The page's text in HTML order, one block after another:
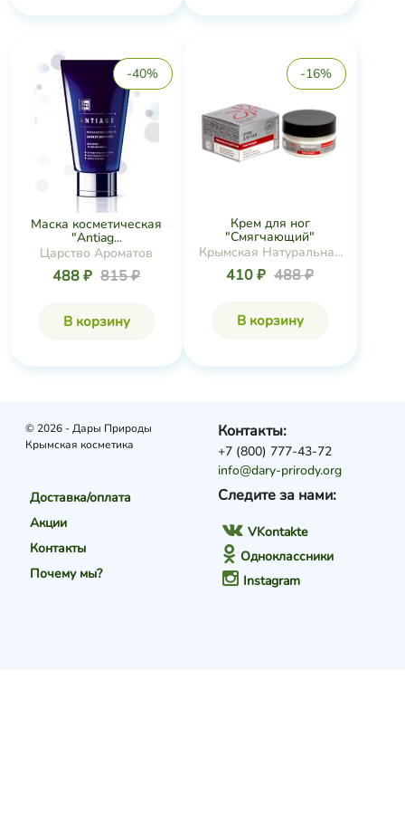
-40%
Маска косметическая
"Antiag...
Царство Ароматов
488 ₽ 815 ₽
В корзину
-16%
Крем для ног
"Смягчающий"
Крымская Натуральная
Коллекция
410 ₽ 488 ₽
В корзину
© 2026 - Дары Природы
Крымская косметика
Доставка/оплата
Акции
Контакты
Почему мы?
Следите за нами:
VKontakte
Одноклассники
Instagram
Контакты:
+7 (800) 777-43-72
info@dary-prirody.org